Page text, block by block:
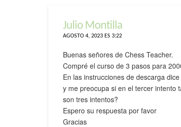
Julio Montilla
AGOSTO 4, 2023 ES 3:22
Buenas señores de Chess Teacher.
Compré el curso de 3 pasos para
En las instrucciones de descarga
y me preocupa si en el tercer intento
son tres intentos?
Espero su respuesta por favor
Gracias